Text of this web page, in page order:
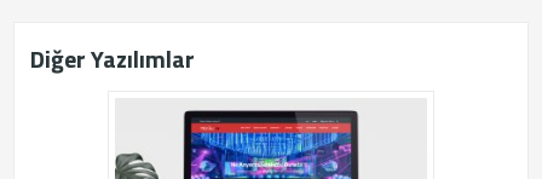
Diğer Yazılımlar